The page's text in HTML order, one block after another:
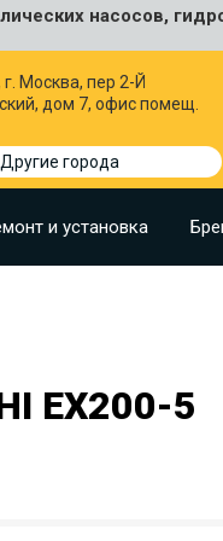
насосов,
г. Москва, пер 2-Й
дом 7, офис помещ.
Другие города
и установка
EX200-5